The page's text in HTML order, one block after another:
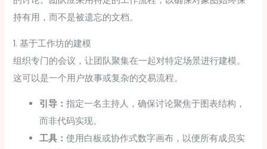
持有用，而不是被遗忘的文档。
1. 基于工作坊的建模
组织专门的会议，让团队聚集在一起对特定场景进行建模。
这可以是一个用户故事或复杂的交易流程。
引导：指定一名主持人，确保讨论聚焦于图表结构，
而非代码实现。
工具：使用白板或协作式数字画布，以便所有成员实